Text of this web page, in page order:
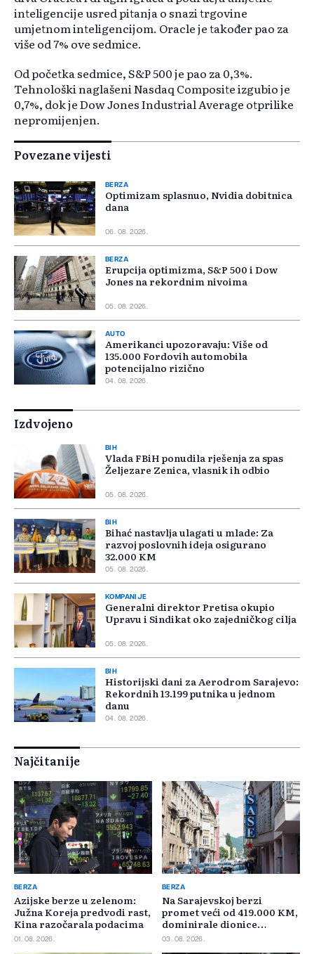
inteligencije usred pitanja o snazi trgovine
umjetnom inteligencijom. Oracle je također pao za
više od 7% ove sedmice.
Od početka sedmice, S&P 500 je pao za 0,3%.
Tehnološki naglašeni Nasdaq Composite izgubio je
0,7%, dok je Dow Jones Industrial Average otprilike
nepromijenjen.
Povezane vijesti
BERZA
Optimizam splasnuo, Nvidia dobitnica
dana
06. 08. 2026.
BERZA
Erupcija optimizma, S&P 500 i Dow
Jones na rekordnim nivoima
05. 08. 2026.
AUTO
Amerikanci upozoravaju: Više od
135.000 Fordovih automobila
potencijalno rizično
04. 08. 2026.
Izdvojeno
BIH
Vlada FBiH ponudila rješenja za spas
Željezare Zenica, vlasnik ih odbio
05. 08. 2026.
BIH
Bihać nastavlja ulagati u mlade: Za
razvoj poslovnih ideja osigurano
32.000 KM
05. 08. 2026.
KOMPANIJE
Generalni direktor Pretisa okupio
Upravu i Sindikat oko zajedničkog cilja
05. 08. 2026.
BIH
Historijski dani za Aerodrom Sarajevo:
Rekordnih 13.199 putnika u jednom
danu
04. 08. 2026.
Najčitanije
BERZA
Azijske berze u zelenom:
Južna Koreja predvodi rast,
Kina razočarala podacima
01. 08. 2026.
BERZA
Na Sarajevskoj berzi
promet veći od 419.000 KM,
dominirale dionice
Privredne banke Sarajevo
03. 08. 2026.